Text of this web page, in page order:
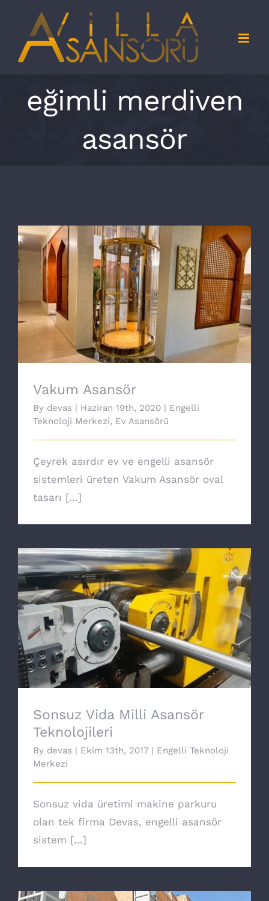
content
eğimli merdiven
asansör
Vakum Asansör
Vakum Asansör
By devas | Haziran 19th, 2020 | Engelli
Teknoloji Merkezi, Ev Asansörü
Çeyrek asırdır ev ve engelli asansör
sistemleri üreten Vakum Asansör oval
tasarı [...]
Sonsuz Vida Milli Asansör Teknolojileri
Sonsuz Vida Milli Asansör
Teknolojileri
By devas | Ekim 13th, 2017 | Engelli Teknoloji
Merkezi
Sonsuz vida üretimi makine parkuru
olan tek firma Devas, engelli asansör
sistem [...]